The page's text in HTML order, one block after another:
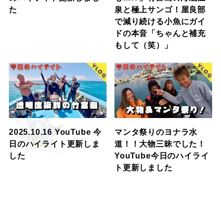
た
泉と極上サンゴ！屋良部
で減り続ける小魚にガイ
ドの本音「ちゃんと補充
もして（笑）」
2025.10.16 YouTube 今
日のハイライト更新しま
した
マンタ祭りのヨナラ水
道！！大物三昧でした！
YouTube今日のハイライ
ト更新しました